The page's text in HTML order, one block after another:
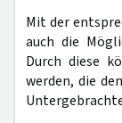
Mit der
auch die
Durch diese
werden, die